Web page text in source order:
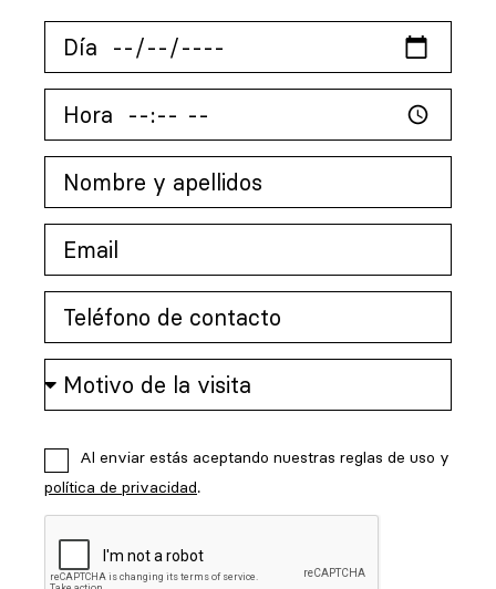
Al enviar estás aceptando nuestras reglas de uso y
política de privacidad.